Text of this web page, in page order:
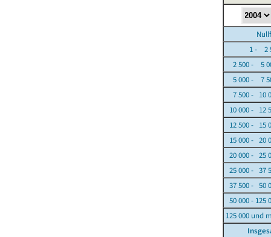
1 - 2
2 500 - 5
5 000 - 7
7 500 - 10
10 000 - 12
12 500 - 15
15 000 - 20
20 000 - 25
25 000 - 37
37 500 - 50
50 000 - 125
125 000 und